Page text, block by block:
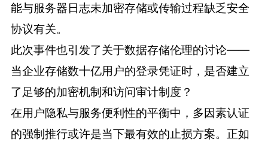
能与服务器日志未加密存储或传输过程缺乏安全
协议有关。
此次事件也引发了关于数据存储伦理的讨论——
当企业存储数十亿用户的登录凭证时，是否建立
了足够的加密机制和访问审计制度？
在用户隐私与服务便利性的平衡中，多因素认证
的强制推行或许是当下最有效的止损方案。正如